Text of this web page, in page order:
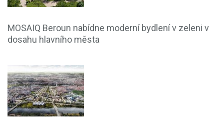
MOSAIQ Beroun nabídne moderní bydlení v zeleni v
dosahu hlavního města